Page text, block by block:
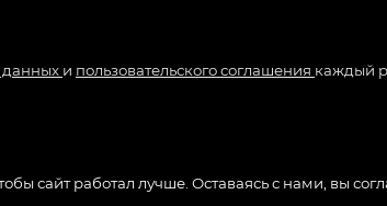
сайт работал лучше. Оставаясь с нами, вы
данных и пользовательского соглашения каждый